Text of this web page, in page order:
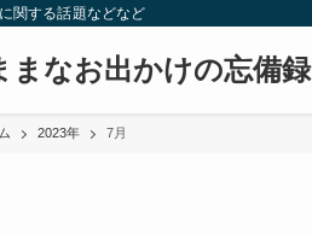
関する話題などなど
まなお出かけの忘備録
2023年 7月